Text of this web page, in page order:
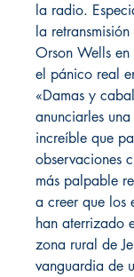
la radio.
la
Orson Wells
el pánico real
«Damas y
anunciarles
increíble que
observaciones
más palpable
a creer que los
han aterrizado
zona rural de
vanguardia de